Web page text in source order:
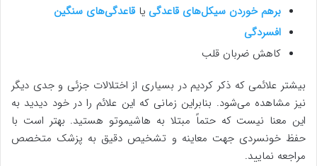
برهم خوردن سیکل‌های قاعدگی یا قاعدگی‌های سنگین
افسردگی
کاهش ضربان قلب
بیشتر علائمی که ذکر کردیم در بسیاری از اختلالات جزئی و جدی دیگر
نیز مشاهده می‌شود. بنابراین زمانی که این علائم را در خود دیدید به
این معنا نیست که حتماً مبتلا به هاشیموتو هستید. بهتر است با
حفظ خونسردی جهت معاینه و تشخیص دقیق به پزشک متخصص
مراجعه نمایید.